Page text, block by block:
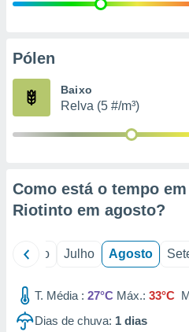
e
de
Pólen
Baixo
Relva (5 #/m³)
Como está o tempo
Riotinto em agosto?
Junho Julho Agosto
T. Média : 27°C Máx.: 33°C
Dias de chuva: 1 dias